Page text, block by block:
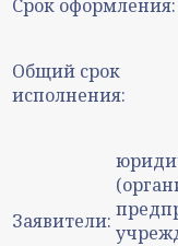
Срок оформления:
Общий срок
исполнения:
Заявители: